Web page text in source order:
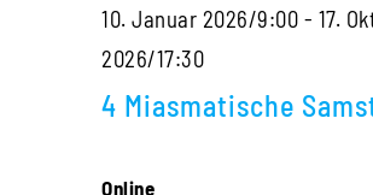
April
4 Miasmatische
10. Januar 2026/9:00 - 17.
2026/17:30
Online